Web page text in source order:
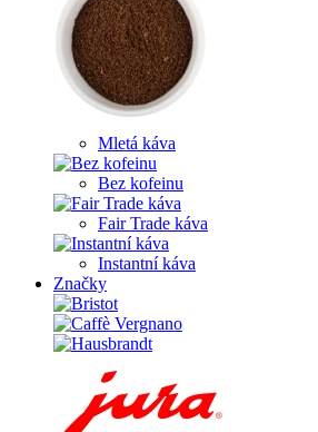
Mletá káva
Bez kofeinu
Fair Trade káva
Instantní káva
Značky